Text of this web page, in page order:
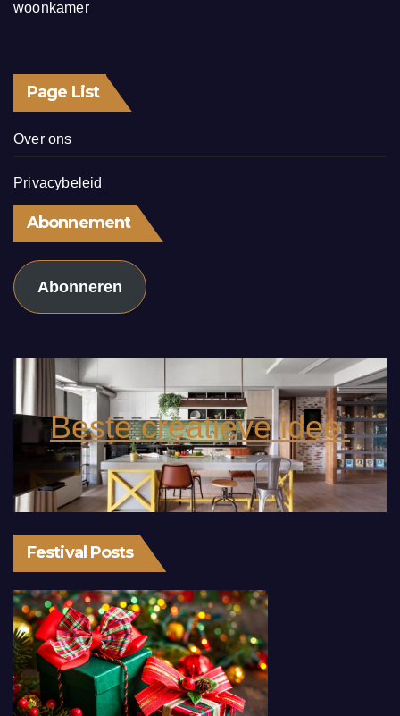
woonkamer
Page List
Over ons
Privacybeleid
Abonnement
Abonneren
Beste creatieve idee.
Festival Posts